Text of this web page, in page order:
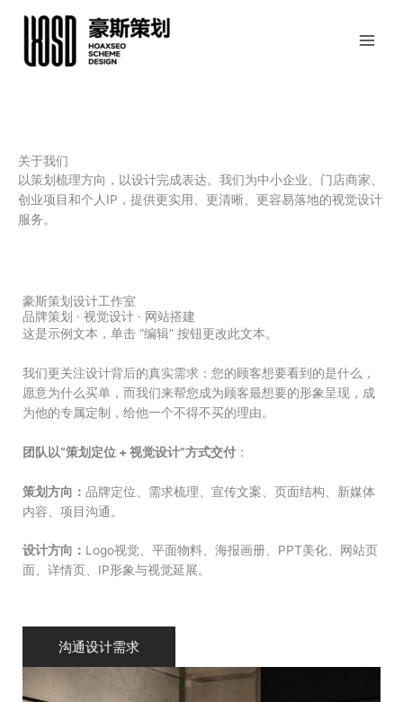
关于我们
以策划梳理方向，以设计完成表达。我们为中小企业、门店商家、
创业项目和个人IP，提供更实用、更清晰、更容易落地的视觉设计
服务。
豪斯策划设计工作室
品牌策划 · 视觉设计 · 网站搭建
这是示例文本，单击 “编辑” 按钮更改此文本。
我们更关注设计背后的真实需求：您的顾客想要看到的是什么，
愿意为什么买单，而我们来帮您成为顾客最想要的形象呈现，成
为他的专属定制，给他一个不得不买的理由。
团队以“策划定位 + 视觉设计”方式交付 ：
策划方向： 品牌定位、需求梳理、宣传文案、页面结构、新媒体
内容、项目沟通。
设计方向： Logo视觉、平面物料、海报画册、PPT美化、网站页
面、详情页、IP形象与视觉延展。
沟通设计需求